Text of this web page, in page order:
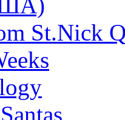
St.Nick